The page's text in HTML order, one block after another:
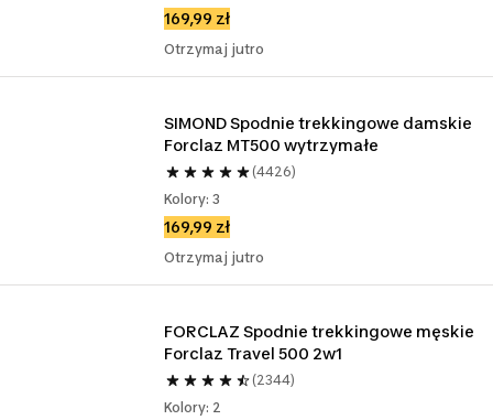
169,99 zł
Otrzymaj jutro
SIMOND Spodnie trekkingowe damskie
(4426)
Kolory: 3
169,99 zł
Otrzymaj jutro
FORCLAZ Spodnie trekkingowe męskie
Forclaz Travel 500 2w1
(2344)
Kolory: 2